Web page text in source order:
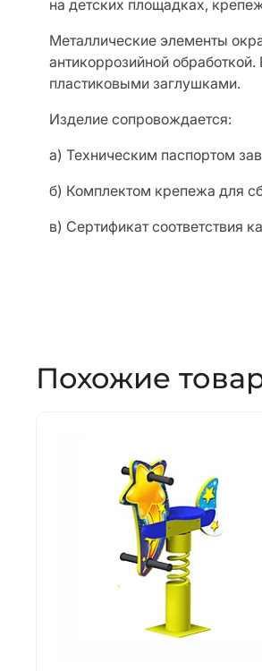
на детских площадках,
Металлические элементы
антикоррозийной
пластиковыми заглушками.
Изделие сопровождается:
а) Техническим паспортом
б) Комплектом крепежа для
в) Сертификат соответствия
Похожие